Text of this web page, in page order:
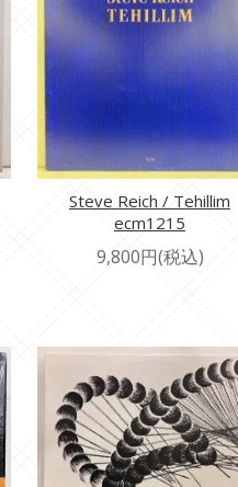
Steve Reich / Tehillim
ecm1215
9,800円(税込)